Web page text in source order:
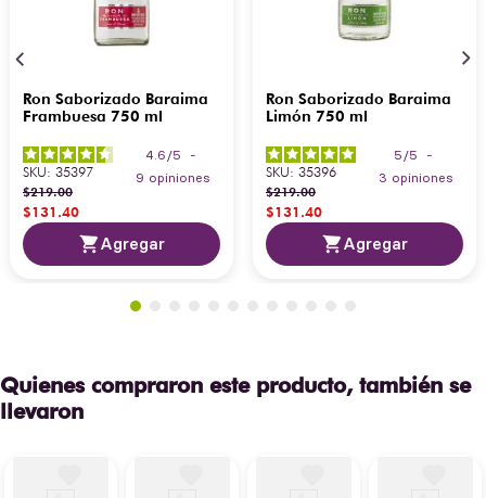
Ron Saborizado Baraima
Frambuesa 750 ml
4.6 /5
-
9 opiniones
SKU: 35397
$219.00
$131.40
Agregar
Ron Saborizado Baraima
Limón 750 ml
5 /5
-
3 opiniones
SKU: 35396
$219.00
$131.40
Agregar
Quienes compraron este producto, también se
llevaron